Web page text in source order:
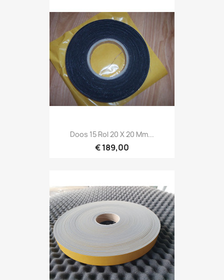
Doos 15 Rol 20 X 20 Mm...
€ 189,00